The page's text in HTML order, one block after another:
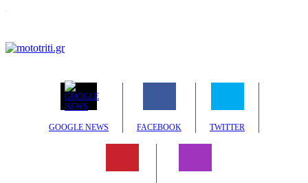
GOOGLE NEWS FACEBOOK TWITTER